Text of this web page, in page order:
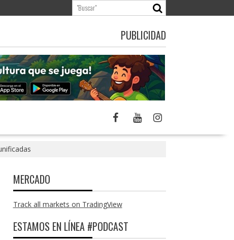
PUBLICIDAD
MERCADO
Track all markets on TradingView
ESTAMOS EN LÍNEA #PODCAST